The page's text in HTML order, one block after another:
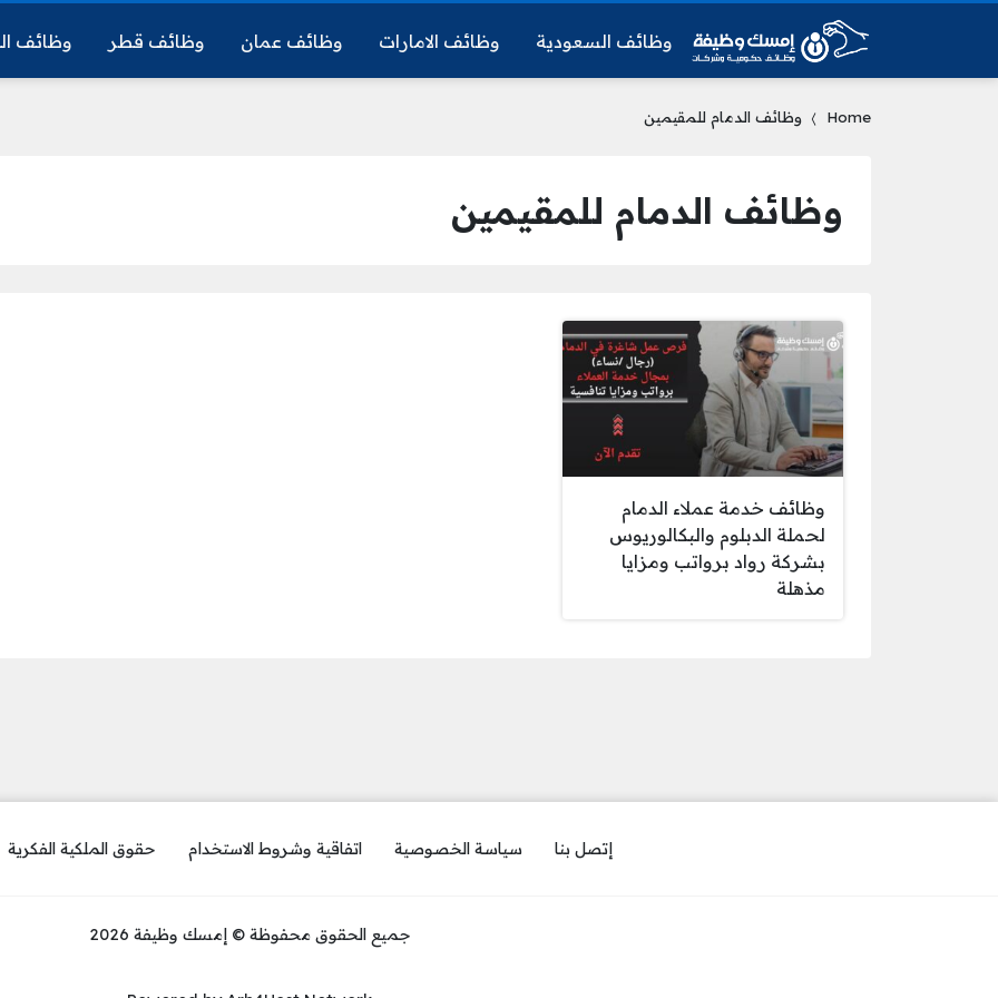
وظائف السعودية وظائف الامارات وظائف عمان وظائف قطر وظائف
Home وظائف الدمام للمقيمين
وظائف الدمام للمقيمين
وظائف خدمة عملاء الدمام
لحملة الدبلوم والبكالوريوس
بشركة رواد برواتب ومزايا
مذهلة
إتصل بنا سياسة الخصوصية اتفاقية وشروط الاستخدام حقوق الملكية الفكرية
جميع الحقوق محفوظة © إمسك وظيفة 2026